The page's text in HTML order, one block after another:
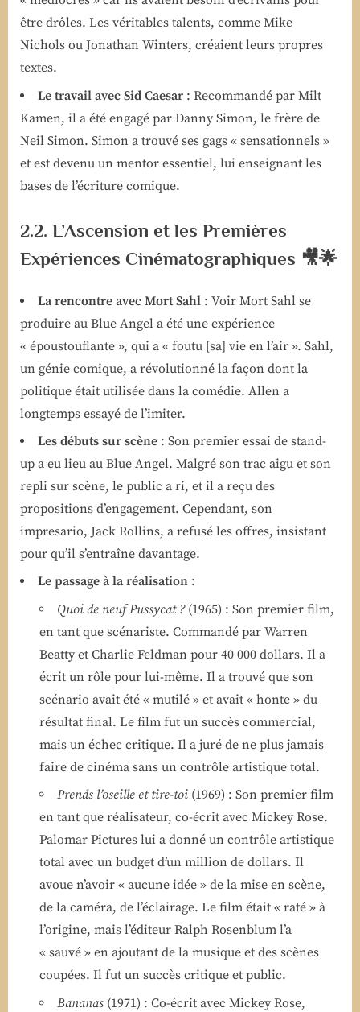
être drôles. Les véritables talents, comme Mike
Nichols ou Jonathan Winters, créaient leurs propres
textes.
Le travail avec Sid Caesar : Recommandé par Milt
Kamen, il a été engagé par Danny Simon, le frère de
Neil Simon. Simon a trouvé ses gags « sensationnels »
et est devenu un mentor essentiel, lui enseignant les
bases de l’écriture comique.
2.2. L’Ascension et les Premières
Expériences Cinématographiques 🎥🌟
La rencontre avec Mort Sahl : Voir Mort Sahl se
produire au Blue Angel a été une expérience
« époustouflante », qui a « foutu [sa] vie en l’air ». Sahl,
un génie comique, a révolutionné la façon dont la
politique était utilisée dans la comédie. Allen a
longtemps essayé de l’imiter.
Les débuts sur scène : Son premier essai de stand-
up a eu lieu au Blue Angel. Malgré son trac aigu et son
repli sur scène, le public a ri, et il a reçu des
propositions d’engagement. Cependant, son
impresario, Jack Rollins, a refusé les offres, insistant
pour qu’il s’entraîne davantage.
Le passage à la réalisation :
Quoi de neuf Pussycat ?(1965) : Son premier film,
en tant que scénariste. Commandé par Warren
Beatty et Charlie Feldman pour 40 000 dollars. Il a
écrit un rôle pour lui-même. Il a trouvé que son
scénario avait été « mutilé » et avait « honte » du
résultat final. Le film fut un succès commercial,
mais un échec critique. Il a juré de ne plus jamais
faire de cinéma sans un contrôle artistique total.
Prends l’oseille et tire-toi (1969) : Son premier film
en tant que réalisateur, co-écrit avec Mickey Rose.
Palomar Pictures lui a donné un contrôle artistique
total avec un budget d’un million de dollars. Il
avoue n’avoir « aucune idée » de la mise en scène,
de la caméra, de l’éclairage. Le film était « raté » à
l’origine, mais l’éditeur Ralph Rosenblum l’a
« sauvé » en ajoutant de la musique et des scènes
coupées. Il fut un succès critique et public.
Bananas (1971) : Co-écrit avec Mickey Rose,